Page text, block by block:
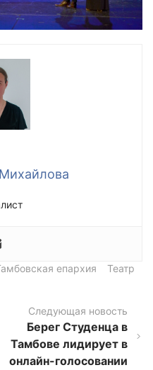
епархия Театр
Следующая новость
Берег Студенца в
Тамбове лидирует в
онлайн-голосовании